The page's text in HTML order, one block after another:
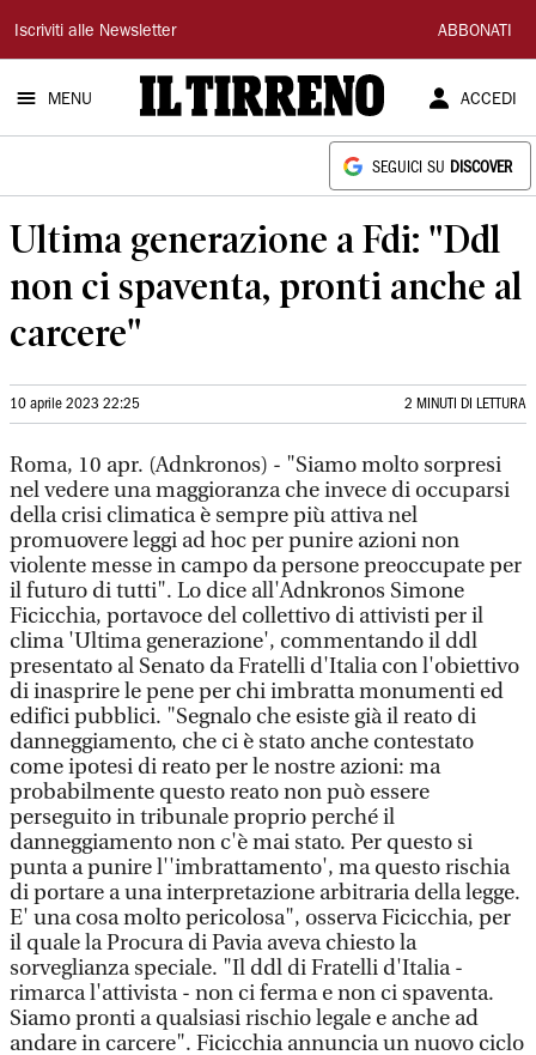
Il
Tirreno
Iscriviti alle Newsletter ABBONATI
MENU ACCEDI
SEGUICI SU DISCOVER
Ultima generazione a Fdi: "Ddl
non ci spaventa, pronti anche al
carcere"
10 aprile 2023 22:25 2 MINUTI DI LETTURA
Roma, 10 apr. (Adnkronos) - "Siamo molto sorpresi
nel vedere una maggioranza che invece di occuparsi
della crisi climatica è sempre più attiva nel
promuovere leggi ad hoc per punire azioni non
violente messe in campo da persone preoccupate per
il futuro di tutti". Lo dice all'Adnkronos Simone
Ficicchia, portavoce del collettivo di attivisti per il
clima 'Ultima generazione', commentando il ddl
presentato al Senato da Fratelli d'Italia con l'obiettivo
di inasprire le pene per chi imbratta monumenti ed
edifici pubblici. "Segnalo che esiste già il reato di
danneggiamento, che ci è stato anche contestato
come ipotesi di reato per le nostre azioni: ma
probabilmente questo reato non può essere
perseguito in tribunale proprio perché il
danneggiamento non c'è mai stato. Per questo si
punta a punire l''imbrattamento', ma questo rischia
di portare a una interpretazione arbitraria della legge.
E' una cosa molto pericolosa", osserva Ficicchia, per
il quale la Procura di Pavia aveva chiesto la
sorveglianza speciale. "Il ddl di Fratelli d'Italia -
rimarca l'attivista - non ci ferma e non ci spaventa.
Siamo pronti a qualsiasi rischio legale e anche ad
andare in carcere". Ficicchia annuncia un nuovo ciclo